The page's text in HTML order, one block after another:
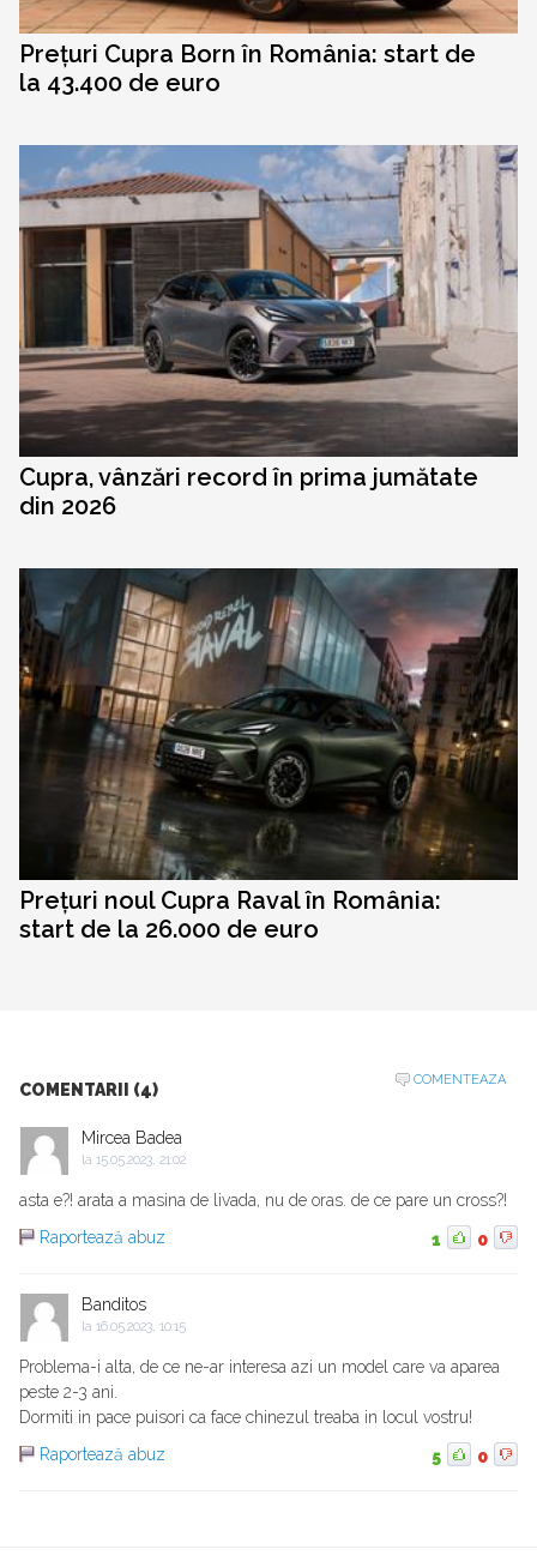
Prețuri Cupra Born în România: start de
la 43.400 de euro
Cupra, vânzări record în prima jumătate
din 2026
Prețuri noul Cupra Raval în România:
start de la 26.000 de euro
COMENTARII (4)
COMENTEAZA
Mircea Badea
la 15.05.2023, 21:02
asta e?! arata a masina de livada, nu de oras. de ce pare un cross?!
Raportează abuz
1 0
Banditos
la 16.05.2023, 10:15
Problema-i alta, de ce ne-ar interesa azi un model care va aparea
peste 2-3 ani.
Dormiti in pace puisori ca face chinezul treaba in locul vostru!
Raportează abuz
5 0